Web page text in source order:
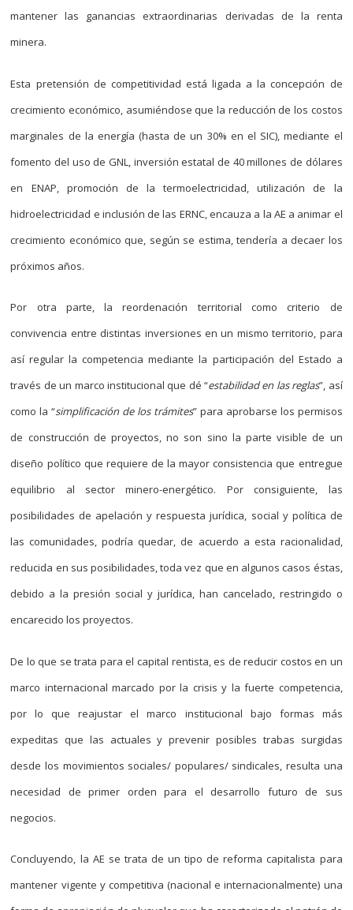
mantener las ganancias extraordinarias derivadas de la renta
minera.
Esta pretensión de competitividad está ligada a la concepción de
crecimiento económico, asumiéndose que la reducción de los costos
marginales de la energía (hasta de un 30% en el SIC), mediante el
fomento del uso de GNL, inversión estatal de 40 millones de dólares
en ENAP, promoción de la termoelectricidad, utilización de la
hidroelectricidad e inclusión de las ERNC, encauza a la AE a animar el
crecimiento económico que, según se estima, tendería a decaer los
próximos años.
Por otra parte, la reordenación territorial como criterio de
convivencia entre distintas inversiones en un mismo territorio, para
así regular la competencia mediante la participación del Estado a
través de un marco institucional que dé “estabilidad en las reglas”, así
como la “simplificación de los trámites” para aprobarse los permisos
de construcción de proyectos, no son sino la parte visible de un
diseño político que requiere de la mayor consistencia que entregue
equilibrio al sector minero-energético. Por consiguiente, las
posibilidades de apelación y respuesta jurídica, social y política de
las comunidades, podría quedar, de acuerdo a esta racionalidad,
reducida en sus posibilidades, toda vez que en algunos casos éstas,
debido a la presión social y jurídica, han cancelado, restringido o
encarecido los proyectos.
De lo que se trata para el capital rentista, es de reducir costos en un
marco internacional marcado por la crisis y la fuerte competencia,
por lo que reajustar el marco institucional bajo formas más
expeditas que las actuales y prevenir posibles trabas surgidas
desde los movimientos sociales/ populares/ sindicales, resulta una
necesidad de primer orden para el desarrollo futuro de sus
negocios.
Concluyendo, la AE se trata de un tipo de reforma capitalista para
mantener vigente y competitiva (nacional e internacionalmente) una